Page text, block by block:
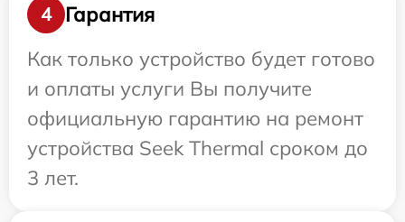
4
Гарантия
Как только устройство будет готово
и оплаты услуги Вы получите
официальную гарантию на ремонт
устройства Seek Thermal сроком до
3 лет.